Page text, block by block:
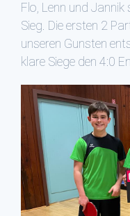
Flo, Lenn und
Sieg. Die ersten 2
unseren Gunsten
klare Siege den 4:0